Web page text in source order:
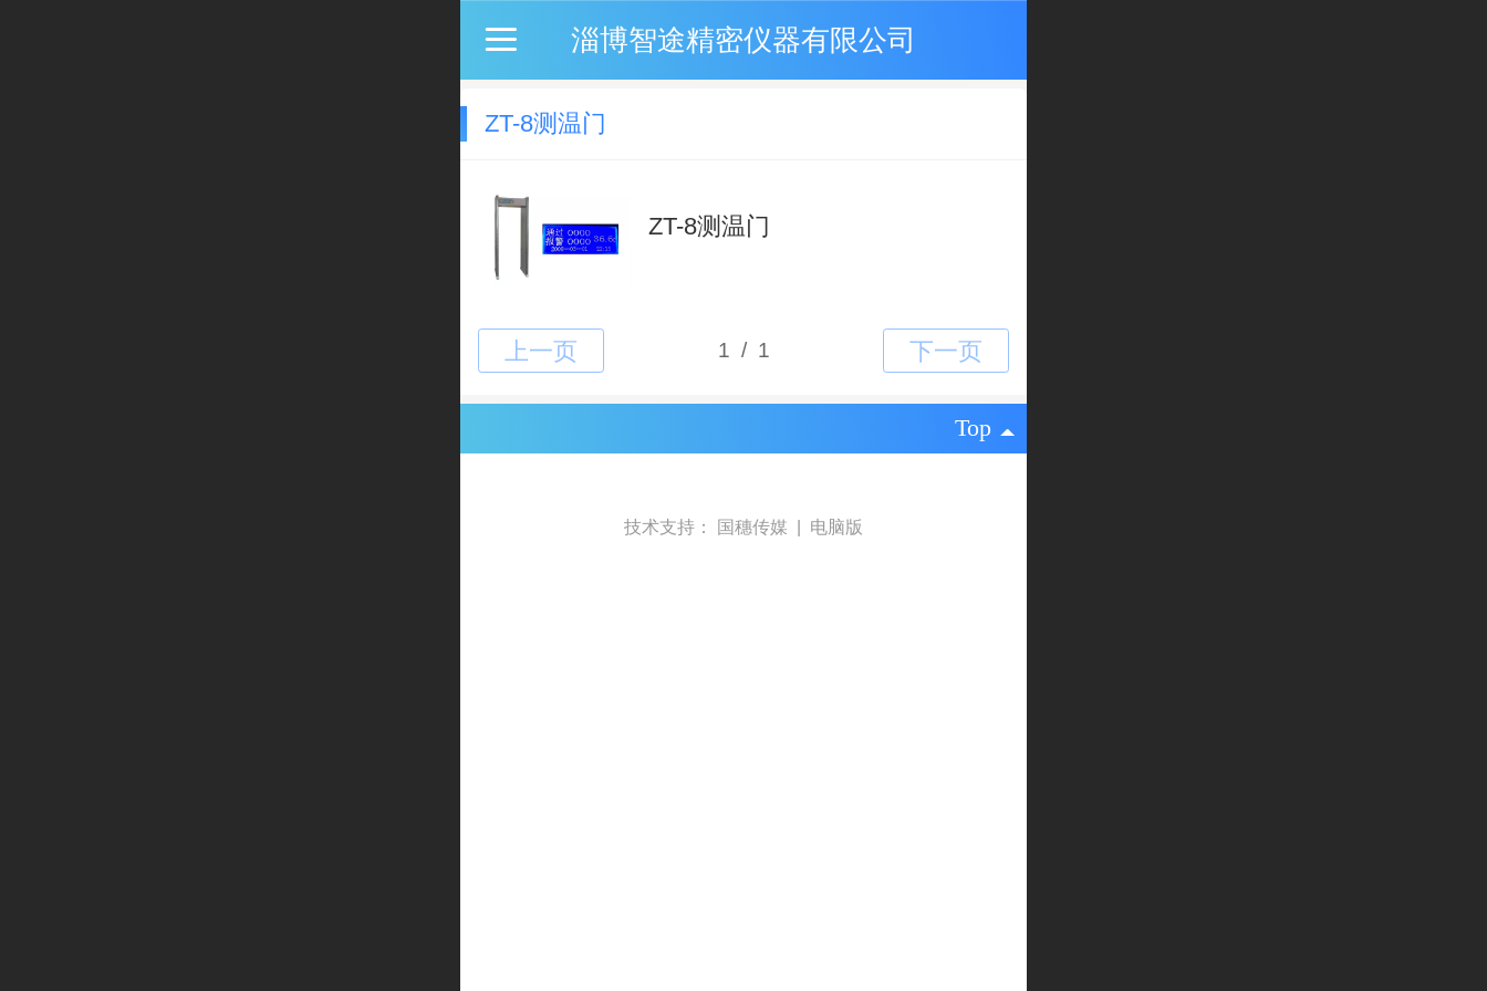
淄博智途精密仪器有限公司
ZT-8测温门
ZT-8测温门
Top
技术支持： 国穗传媒 电脑版